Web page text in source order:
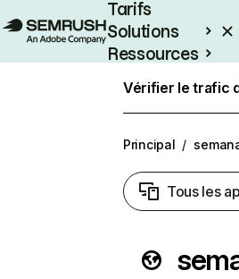
Tarifs
Solutions
Ressources
Vérifier le trafic
Principal /
Tous les